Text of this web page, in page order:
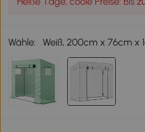
Wähle: Weiß, 200cm x 76cm x